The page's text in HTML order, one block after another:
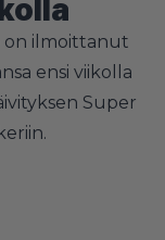
on ilmoittanut
ensi viikolla
Super